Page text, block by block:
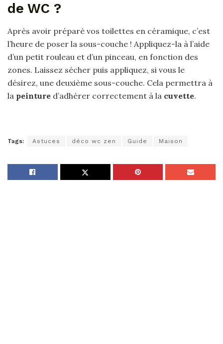
de WC ?
Après avoir préparé vos toilettes en céramique, c’est
l’heure de poser la sous-couche ! Appliquez-la à l’aide
d’un petit rouleau et d’un pinceau, en fonction des
zones. Laissez sécher puis appliquez, si vous le
désirez, une deuxième sous-couche. Cela permettra à
la peinture d’adhérer correctement à la cuvette.
Tags: Astuces déco wc zen Guide Maison